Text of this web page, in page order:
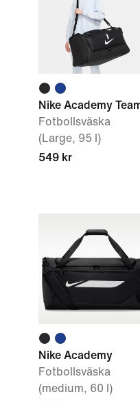
Nike Academy
Fotbollsväska
(Large, 95 l)
549 kr
Nike Academy
Fotbollsväska
(medium, 60 l)